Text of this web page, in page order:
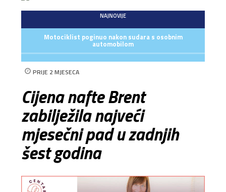
NAJNOVIJE
Motociklist poginuo nakon sudara s osobnim
automobilom
PRIJE 2 MJESECA
Cijena nafte Brent
zabilježila najveći
mjesečni pad u zadnjih
šest godina